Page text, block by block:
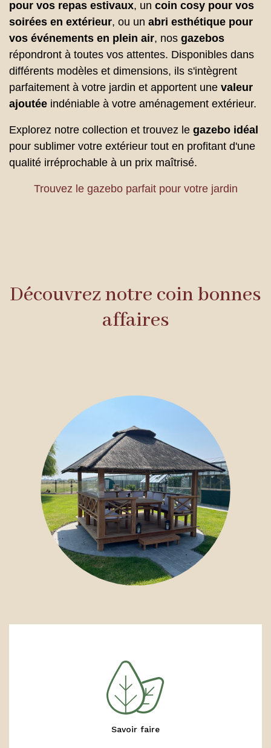
pour vos repas estivaux, un coin cosy pour vos
soirées en extérieur, ou un abri esthétique pour
vos événements en plein air, nos gazebos
répondront à toutes vos attentes. Disponibles dans
différents modèles et dimensions, ils s'intègrent
parfaitement à votre jardin et apportent une valeur
ajoutée indéniable à votre aménagement extérieur.
Explorez notre collection et trouvez le gazebo idéal
pour sublimer votre extérieur tout en profitant d'une
qualité irréprochable à un prix maîtrisé.
Trouvez le gazebo parfait pour votre jardin
Découvrez notre coin bonnes
affaires
Savoir faire